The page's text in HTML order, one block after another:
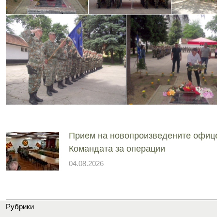
Прием на новопроизведените
Командата за операции
04.08.2026
Рубрики